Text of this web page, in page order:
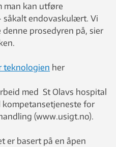
man kan utføre
såkalt endovaskulært. Vi
prosedyren på, sier
teknologien her
med St Olavs hospital
kompetansetjeneste for
(www.usigt.no).
er basert på en åpen